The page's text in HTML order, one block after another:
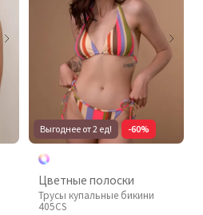
Выгоднее от 2 ед! -60%
Цветные полоски
Трусы купальные бикини
405CS